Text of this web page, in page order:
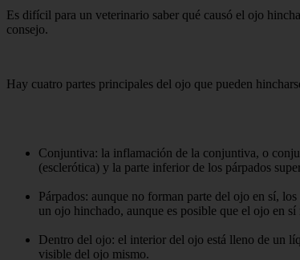
Es difícil para un veterinario saber qué causó el ojo
consejo.
Hay cuatro partes principales del ojo que pueden
Conjuntiva: la inflamación de la conjuntiva, o
(esclerótica) y la parte inferior de los párpados
Párpados: aunque no forman parte del ojo en sí,
un ojo hinchado, aunque es posible que el ojo en sí
Dentro del ojo: el interior del ojo está lleno de un
visible del ojo mismo.